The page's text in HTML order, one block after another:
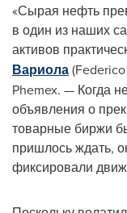
«Сырая нефть
в один из наших
активов
Вариола
Phemex. — Когда
объявления о
товарные биржи
пришлось ждать,
фиксировали